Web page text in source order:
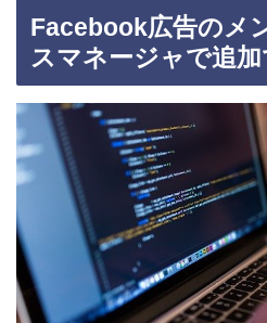
Facebook広告のメ
スマネージャで追加